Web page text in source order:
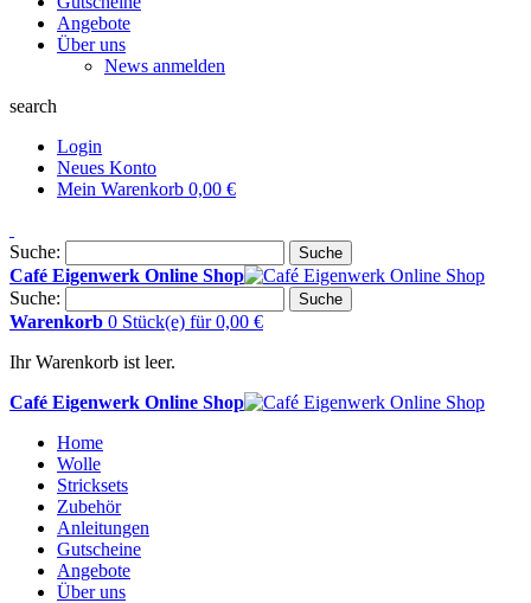
Angebote
Über uns
News anmelden
search
Login
Neues Konto
Mein Warenkorb 0,00 €
Suche: Suche
Café Eigenwerk Online Shop
Suche:
Suche
Warenkorb 0 Stück(e) für 0,00 €
Ihr Warenkorb ist leer.
Café Eigenwerk Online Shop
Home
Wolle
Stricksets
Zubehör
Anleitungen
Gutscheine
Angebote
Über uns